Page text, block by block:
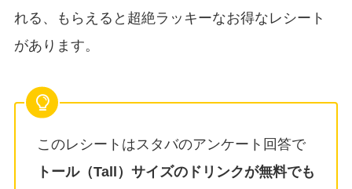
れる、もらえると超絶ラッキーなお得なレシート
があります。
このレシートはスタバのアンケート回答で
トール（Tall）サイズのドリンクが無料でも